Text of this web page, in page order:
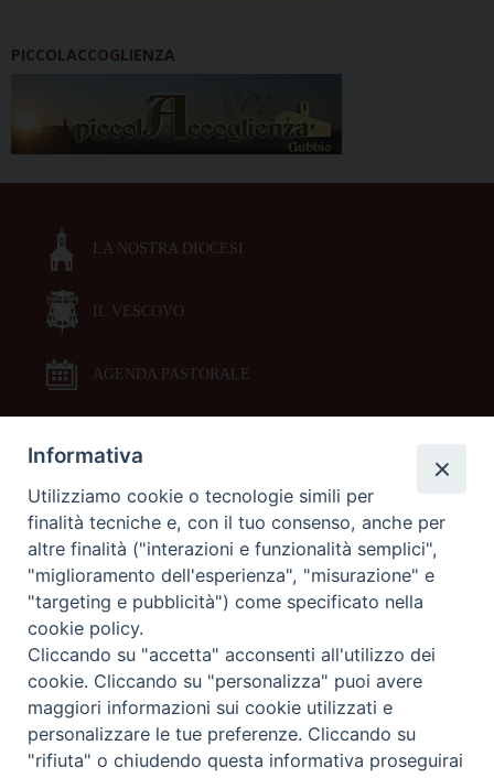
PICCOLACCOGLIENZA
LA NOSTRA DIOCESI
IL VESCOVO
AGENDA PASTORALE
DOCUMENTI PASTORALI
ORARI MESSE
LITURGIA DELLE ORE
GALLERIE FOTOGRAFICHE
GALLERIE VIDEO
Informativa
Utilizziamo cookie o tecnologie simili per
finalità tecniche e, con il tuo consenso, anche per
altre finalità ("interazioni e funzionalità semplici",
"miglioramento dell'esperienza", "misurazione" e
"targeting e pubblicità") come specificato nella
cookie policy.
Cliccando su "accetta" acconsenti all'utilizzo dei
cookie. Cliccando su "personalizza" puoi avere
maggiori informazioni sui cookie utilizzati e
personalizzare le tue preferenze. Cliccando su
"rifiuta" o chiudendo questa informativa proseguirai